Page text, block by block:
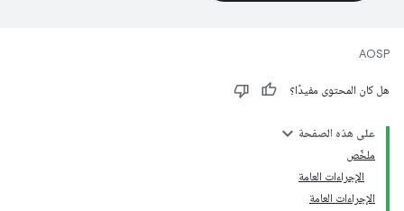
AOSP
هل كان المحتوى مفيدًا؟
على هذه الصفحة
ملخّص
الإجراءات العامة
الإجراءات العامة